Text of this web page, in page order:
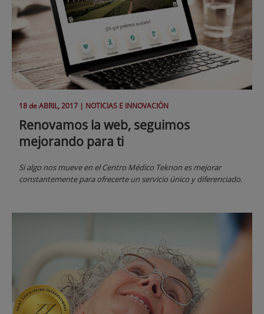
18 deABRIL, 2017 | NOTICIAS E INNOVACIÓN
Renovamos la web, seguimos
mejorando para ti
Si algo nos mueve en el Centro Médico Teknon es mejorar
constantemente para ofrecerte un servicio único y diferenciado.